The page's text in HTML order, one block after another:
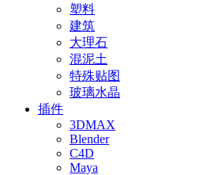
塑料
建筑
大理石
混泥土
特殊贴图
玻璃水晶
插件
3DMAX
Blender
C4D
Maya